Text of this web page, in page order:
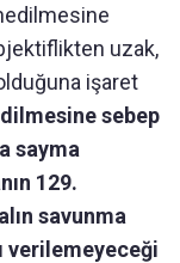
uzak,
işaret
sebep
sayma
129.
savunma
verilemeyeceği